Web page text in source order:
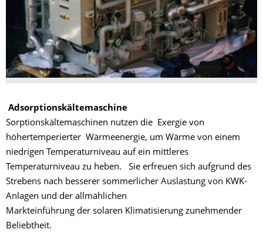
Adsorptionskältemaschine
Sorptionskältemaschinen nutzen die Exergie von
höhertemperierter Wärmeenergie, um Wärme von einem
niedrigen Temperaturniveau auf ein mittleres
Temperaturniveau zu heben. Sie erfreuen sich aufgrund des
Strebens nach besserer sommerlicher Auslastung von KWK-
Anlagen und der allmählichen
Markteinführung der solaren Klimatisierung zunehmender
Beliebtheit.